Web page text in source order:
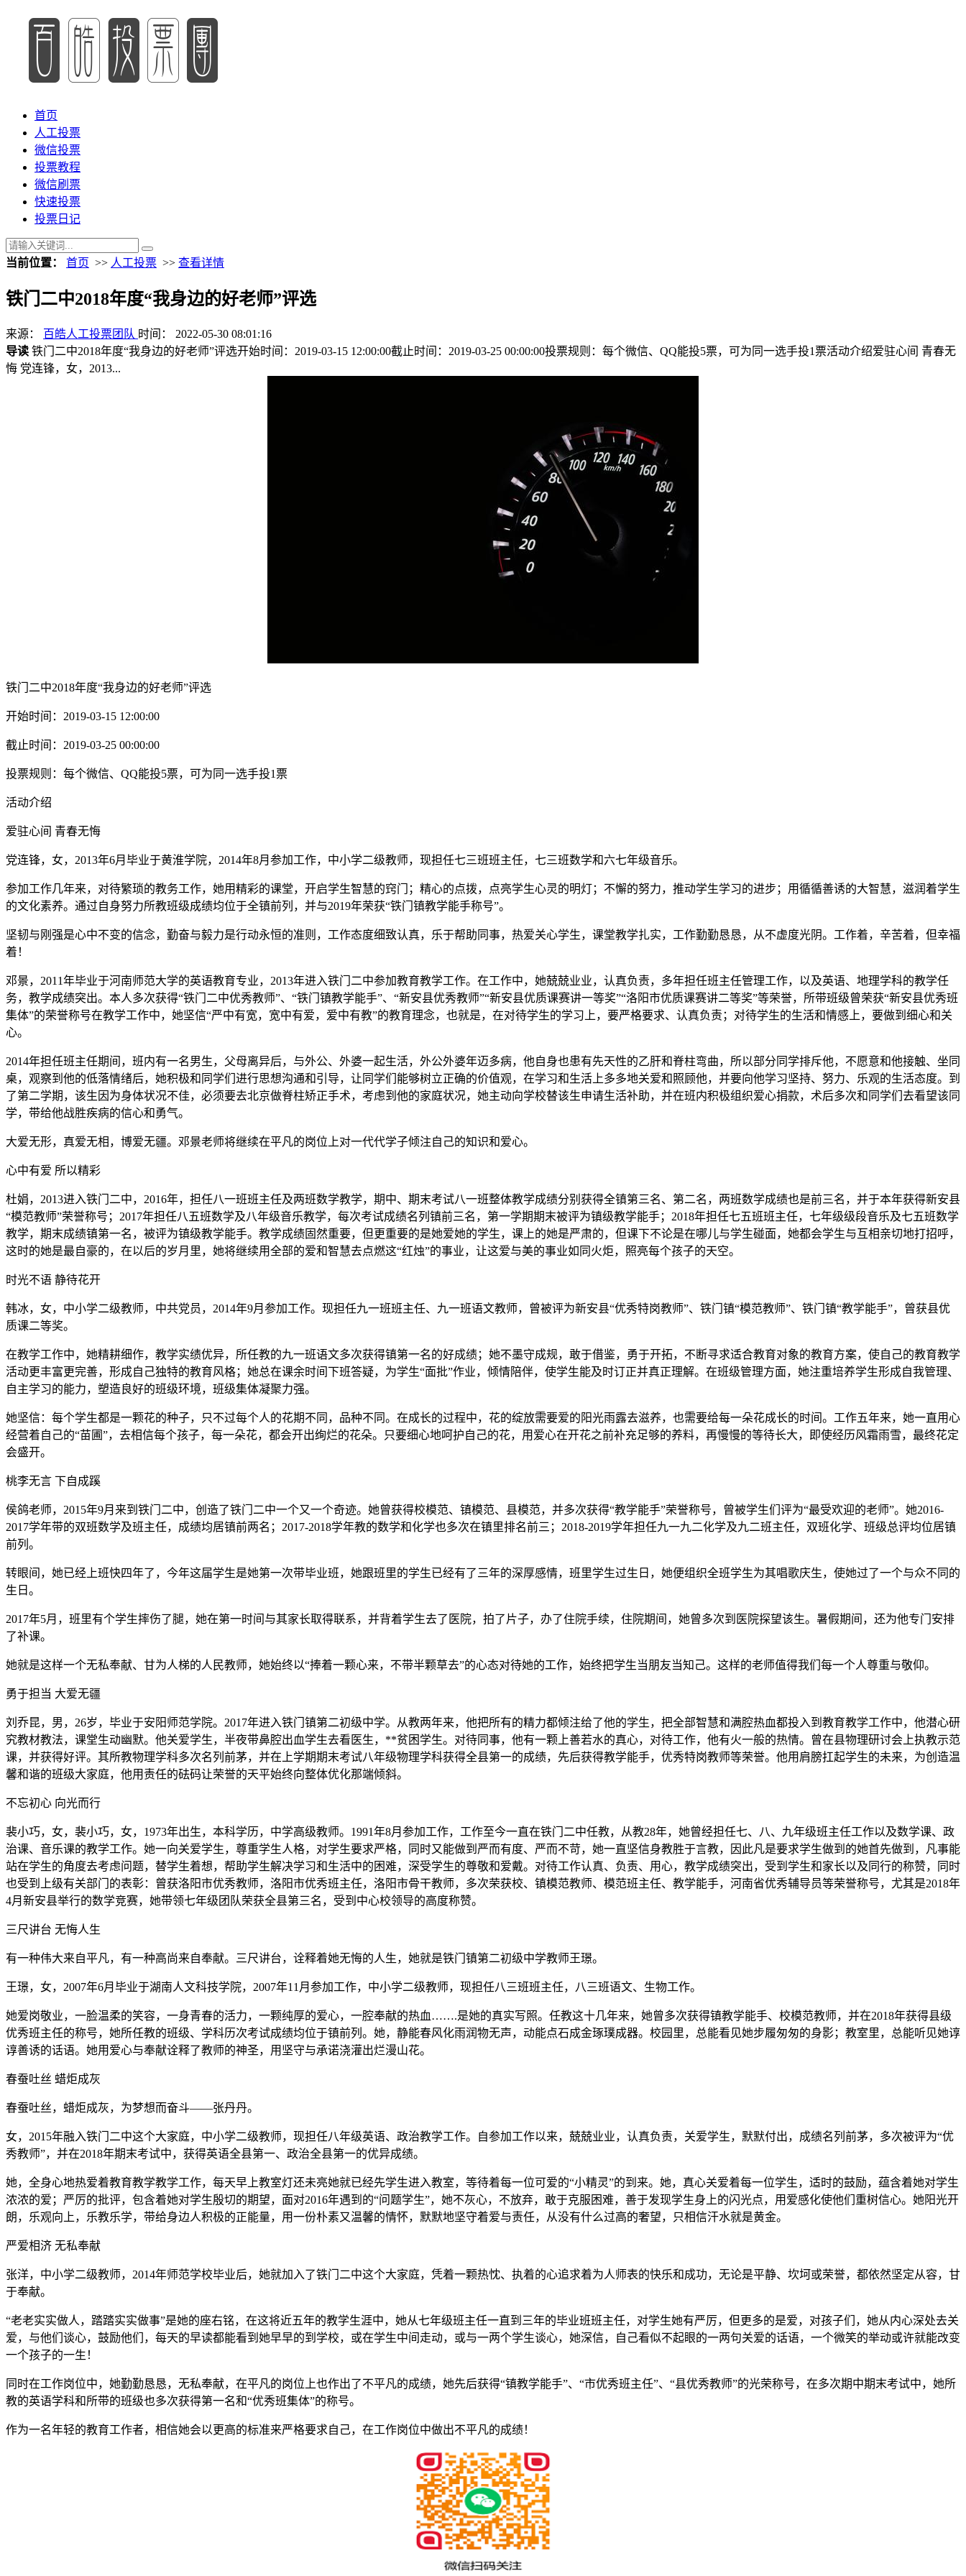
首页
人工投票
微信投票
投票教程
微信刷票
快速投票
投票日记
当前位置： 首页 >> 人工投票 >> 查看详情
铁门二中2018年度“我身边的好老师”评选
来源： 百皓人工投票团队 时间： 2022-05-30 08:01:16
导读 铁门二中2018年度“我身边的好老师”评选开始时间：2019-03-15 12:00:00截止时间：2019-03-25 00:00:00投票规则：每个微信、QQ能投5票，可为同一选手投1票活动介绍爱驻心间 青春无
悔 党连锋，女，2013...
铁门二中2018年度“我身边的好老师”评选
开始时间：2019-03-15 12:00:00
截止时间：2019-03-25 00:00:00
投票规则：每个微信、QQ能投5票，可为同一选手投1票
活动介绍
爱驻心间 青春无悔
党连锋，女，2013年6月毕业于黄淮学院，2014年8月参加工作，中小学二级教师，现担任七三班班主任，七三班数学和六七年级音乐。
参加工作几年来，对待繁琐的教务工作，她用精彩的课堂，开启学生智慧的窍门；精心的点拨，点亮学生心灵的明灯；不懈的努力，推动学生学习的进步；用循循善诱的大智慧，滋润着学生
的文化素养。通过自身努力所教班级成绩均位于全镇前列，并与2019年荣获“铁门镇教学能手称号”。
坚韧与刚强是心中不变的信念，勤奋与毅力是行动永恒的准则，工作态度细致认真，乐于帮助同事，热爱关心学生，课堂教学扎实，工作勤勤恳恳，从不虚度光阴。工作着，辛苦着，但幸福
着！
邓景，2011年毕业于河南师范大学的英语教育专业，2013年进入铁门二中参加教育教学工作。在工作中，她兢兢业业，认真负责，多年担任班主任管理工作，以及英语、地理学科的教学任
务，教学成绩突出。本人多次获得“铁门二中优秀教师”、“铁门镇教学能手”、“新安县优秀教师”“新安县优质课赛讲一等奖”“洛阳市优质课赛讲二等奖”等荣誉，所带班级曾荣获“新安县优秀班
集体”的荣誉称号在教学工作中，她坚信“严中有宽，宽中有爱，爱中有教”的教育理念，也就是，在对待学生的学习上，要严格要求、认真负责；对待学生的生活和情感上，要做到细心和关
心。
2014年担任班主任期间，班内有一名男生，父母离异后，与外公、外婆一起生活，外公外婆年迈多病，他自身也患有先天性的乙肝和脊柱弯曲，所以部分同学排斥他，不愿意和他接触、坐同
桌，观察到他的低落情绪后，她积极和同学们进行思想沟通和引导，让同学们能够树立正确的价值观，在学习和生活上多多地关爱和照顾他，并要向他学习坚持、努力、乐观的生活态度。到
了第二学期，该生因为身体状况不佳，必须要去北京做脊柱矫正手术，考虑到他的家庭状况，她主动向学校替该生申请生活补助，并在班内积极组织爱心捐款，术后多次和同学们去看望该同
学，带给他战胜疾病的信心和勇气。
大爱无形，真爱无相，博爱无疆。邓景老师将继续在平凡的岗位上对一代代学子倾注自己的知识和爱心。
心中有爱 所以精彩
杜娟，2013进入铁门二中，2016年，担任八一班班主任及两班数学教学，期中、期末考试八一班整体教学成绩分别获得全镇第三名、第二名，两班数学成绩也是前三名，并于本年获得新安县
“模范教师”荣誉称号；2017年担任八五班数学及八年级音乐教学，每次考试成绩名列镇前三名，第一学期期末被评为镇级教学能手；2018年担任七五班班主任，七年级级段音乐及七五班数学
教学，期末成绩镇第一名，被评为镇级教学能手。教学成绩固然重要，但更重要的是她爱她的学生，课上的她是严肃的，但课下不论是在哪儿与学生碰面，她都会学生与互相亲切地打招呼，
这时的她是最自豪的，在以后的岁月里，她将继续用全部的爱和智慧去点燃这“红烛”的事业，让这爱与美的事业如同火炬，照亮每个孩子的天空。
时光不语 静待花开
韩冰，女，中小学二级教师，中共党员，2014年9月参加工作。现担任九一班班主任、九一班语文教师，曾被评为新安县“优秀特岗教师”、铁门镇“模范教师”、铁门镇“教学能手”，曾获县优
质课二等奖。
在教学工作中，她精耕细作，教学实绩优异，所任教的九一班语文多次获得镇第一名的好成绩；她不墨守成规，敢于借鉴，勇于开拓，不断寻求适合教育对象的教育方案，使自己的教育教学
活动更丰富更完善，形成自己独特的教育风格；她总在课余时间下班答疑，为学生“面批”作业，倾情陪伴，使学生能及时订正并真正理解。在班级管理方面，她注重培养学生形成自我管理、
自主学习的能力，塑造良好的班级环境，班级集体凝聚力强。
她坚信：每个学生都是一颗花的种子，只不过每个人的花期不同，品种不同。在成长的过程中，花的绽放需要爱的阳光雨露去滋养，也需要给每一朵花成长的时间。工作五年来，她一直用心
经营着自己的“苗圃”，去相信每个孩子，每一朵花，都会开出绚烂的花朵。只要细心地呵护自己的花，用爱心在开花之前补充足够的养料，再慢慢的等待长大，即使经历风霜雨雪，最终花定
会盛开。
桃李无言 下自成蹊
侯鸽老师，2015年9月来到铁门二中，创造了铁门二中一个又一个奇迹。她曾获得校模范、镇模范、县模范，并多次获得“教学能手”荣誉称号，曾被学生们评为“最受欢迎的老师”。她2016-
2017学年带的双班数学及班主任，成绩均居镇前两名；2017-2018学年教的数学和化学也多次在镇里排名前三；2018-2019学年担任九一九二化学及九二班主任，双班化学、班级总评均位居镇
前列。
转眼间，她已经上班快四年了，今年这届学生是她第一次带毕业班，她跟班里的学生已经有了三年的深厚感情，班里学生过生日，她便组织全班学生为其唱歌庆生，使她过了一个与众不同的
生日。
2017年5月，班里有个学生摔伤了腿，她在第一时间与其家长取得联系，并背着学生去了医院，拍了片子，办了住院手续，住院期间，她曾多次到医院探望该生。暑假期间，还为他专门安排
了补课。
她就是这样一个无私奉献、甘为人梯的人民教师，她始终以“捧着一颗心来，不带半颗草去”的心态对待她的工作，始终把学生当朋友当知己。这样的老师值得我们每一个人尊重与敬仰。
勇于担当 大爱无疆
刘乔昆，男，26岁，毕业于安阳师范学院。2017年进入铁门镇第二初级中学。从教两年来，他把所有的精力都倾注给了他的学生，把全部智慧和满腔热血都投入到教育教学工作中，他潜心研
究教材教法，课堂生动幽默。他关爱学生，半夜带鼻腔出血学生去看医生，**贫困学生。对待同事，他有一颗上善若水的真心，对待工作，他有火一般的热情。曾在县物理研讨会上执教示范
课，并获得好评。其所教物理学科多次名列前茅，并在上学期期末考试八年级物理学科获得全县第一的成绩，先后获得教学能手，优秀特岗教师等荣誉。他用肩膀扛起学生的未来，为创造温
馨和谐的班级大家庭，他用责任的砝码让荣誉的天平始终向整体优化那端倾斜。
不忘初心 向光而行
裴小巧，女，裴小巧，女，1973年出生，本科学历，中学高级教师。1991年8月参加工作，工作至今一直在铁门二中任教，从教28年，她曾经担任七、八、九年级班主任工作以及数学课、政
治课、音乐课的教学工作。她一向关爱学生，尊重学生人格，对学生要求严格，同时又能做到严而有度、严而不苛，她一直坚信身教胜于言教，因此凡是要求学生做到的她首先做到，凡事能
站在学生的角度去考虑问题，替学生着想，帮助学生解决学习和生活中的困难，深受学生的尊敬和爱戴。对待工作认真、负责、用心，教学成绩突出，受到学生和家长以及同行的称赞，同时
也受到上级有关部门的表彰：曾获洛阳市优秀教师，洛阳市优秀班主任，洛阳市骨干教师，多次荣获校、镇模范教师、模范班主任、教学能手，河南省优秀辅导员等荣誉称号，尤其是2018年
4月新安县举行的数学竞赛，她带领七年级团队荣获全县第三名，受到中心校领导的高度称赞。
三尺讲台 无悔人生
有一种伟大来自平凡，有一种高尚来自奉献。三尺讲台，诠释着她无悔的人生，她就是铁门镇第二初级中学教师王璟。
王璟，女，2007年6月毕业于湖南人文科技学院，2007年11月参加工作，中小学二级教师，现担任八三班班主任，八三班语文、生物工作。
她爱岗敬业，一脸温柔的笑容，一身青春的活力，一颗纯厚的爱心，一腔奉献的热血…….是她的真实写照。任教这十几年来，她曾多次获得镇教学能手、校模范教师，并在2018年获得县级
优秀班主任的称号，她所任教的班级、学科历次考试成绩均位于镇前列。她，静能春风化雨润物无声，动能点石成金琢璞成器。校园里，总能看见她步履匆匆的身影；教室里，总能听见她谆
谆善诱的话语。她用爱心与奉献诠释了教师的神圣，用坚守与承诺浇灌出烂漫山花。
春蚕吐丝 蜡炬成灰
春蚕吐丝，蜡炬成灰，为梦想而奋斗——张丹丹。
女，2015年融入铁门二中这个大家庭，中小学二级教师，现担任八年级英语、政治教学工作。自参加工作以来，兢兢业业，认真负责，关爱学生，默默付出，成绩名列前茅，多次被评为“优
秀教师”，并在2018年期末考试中，获得英语全县第一、政治全县第一的优异成绩。
她，全身心地热爱着教育教学教学工作，每天早上教室灯还未亮她就已经先学生进入教室，等待着每一位可爱的“小精灵”的到来。她，真心关爱着每一位学生，适时的鼓励，蕴含着她对学生
浓浓的爱；严厉的批评，包含着她对学生殷切的期望，面对2016年遇到的“问题学生”，她不灰心，不放弃，敢于克服困难，善于发现学生身上的闪光点，用爱感化使他们重树信心。她阳光开
朗，乐观向上，乐教乐学，带给身边人积极的正能量，用一份朴素又温馨的情怀，默默地坚守着爱与责任，从没有什么过高的奢望，只相信汗水就是黄金。
严爱相济 无私奉献
张洋，中小学二级教师，2014年师范学校毕业后，她就加入了铁门二中这个大家庭，凭着一颗热忱、执着的心追求着为人师表的快乐和成功，无论是平静、坎坷或荣誉，都依然坚定从容，甘
于奉献。
“老老实实做人，踏踏实实做事”是她的座右铭，在这将近五年的教学生涯中，她从七年级班主任一直到三年的毕业班班主任，对学生她有严厉，但更多的是爱，对孩子们，她从内心深处去关
爱，与他们谈心，鼓励他们，每天的早读都能看到她早早的到学校，或在学生中间走动，或与一两个学生谈心，她深信，自己看似不起眼的一两句关爱的话语，一个微笑的举动或许就能改变
一个孩子的一生！
同时在工作岗位中，她勤勤恳恳，无私奉献，在平凡的岗位上也作出了不平凡的成绩，她先后获得“镇教学能手”、“市优秀班主任”、“县优秀教师”的光荣称号，在多次期中期末考试中，她所
教的英语学科和所带的班级也多次获得第一名和“优秀班集体”的称号。
作为一名年轻的教育工作者，相信她会以更高的标准来严格要求自己，在工作岗位中做出不平凡的成绩！